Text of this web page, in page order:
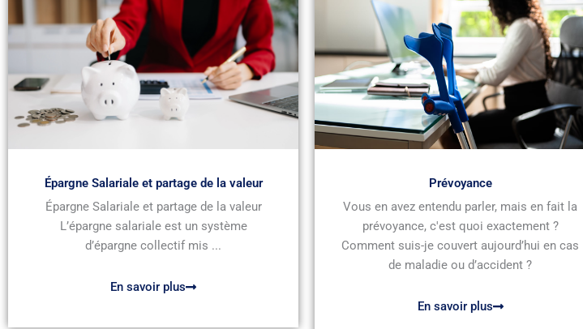
Épargne Salariale et partage de la valeur
Épargne Salariale et partage de la valeur
L’épargne salariale est un système
d’épargne collectif mis ...
En savoir plus
Prévoyance
Vous en avez entendu parler, mais en fait la
prévoyance, c'est quoi exactement ?
Comment suis-je couvert aujourd’hui en cas
de maladie ou d’accident ?
En savoir plus